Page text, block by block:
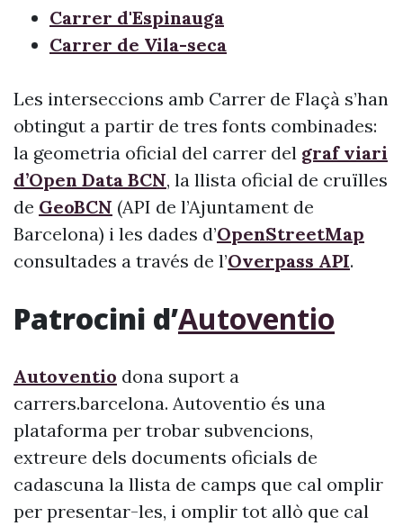
Carrer d'Espinauga
Carrer de Vila-seca
Les interseccions amb Carrer de Flaçà s’han
obtingut a partir de tres fonts combinades:
la geometria oficial del carrer del graf viari
d’Open Data BCN, la llista oficial de cruïlles
de GeoBCN (API de l’Ajuntament de
Barcelona) i les dades d’OpenStreetMap
consultades a través de l’Overpass API.
Patrocini d’Autoventio
Autoventio dona suport a
carrers.barcelona. Autoventio és una
plataforma per trobar subvencions,
extreure dels documents oficials de
cadascuna la llista de camps que cal omplir
per presentar-les, i omplir tot allò que cal